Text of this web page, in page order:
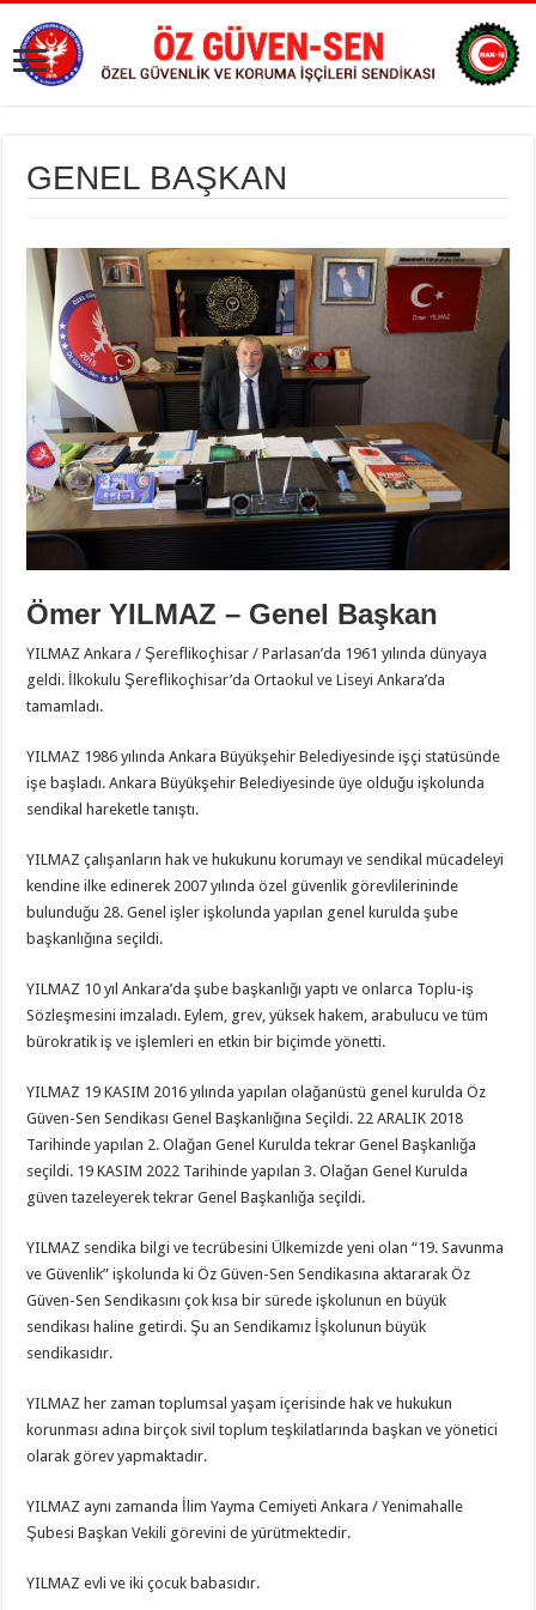
GENEL BAŞKAN
Ömer YILMAZ – Genel Başkan
YILMAZ Ankara / Şereflikoçhisar / Parlasan’da 1961 yılında dünyaya
geldi. İlkokulu Şereflikoçhisar’da Ortaokul ve Liseyi Ankara’da
tamamladı.
YILMAZ 1986 yılında Ankara Büyükşehir Belediyesinde işçi statüsünde
işe başladı. Ankara Büyükşehir Belediyesinde üye olduğu işkolunda
sendikal hareketle tanıştı.
YILMAZ çalışanların hak ve hukukunu korumayı ve sendikal mücadeleyi
kendine ilke edinerek 2007 yılında özel güvenlik görevlilerininde
bulunduğu 28. Genel işler işkolunda yapılan genel kurulda şube
başkanlığına seçildi.
YILMAZ 10 yıl Ankara’da şube başkanlığı yaptı ve onlarca Toplu-iş
Sözleşmesini imzaladı. Eylem, grev, yüksek hakem, arabulucu ve tüm
bürokratik iş ve işlemleri en etkin bir biçimde yönetti.
YILMAZ 19 KASIM 2016 yılında yapılan olağanüstü genel kurulda Öz
Güven-Sen Sendikası Genel Başkanlığına Seçildi. 22 ARALIK 2018
Tarihinde yapılan 2. Olağan Genel Kurulda tekrar Genel Başkanlığa
seçildi. 19 KASIM 2022 Tarihinde yapılan 3. Olağan Genel Kurulda
güven tazeleyerek tekrar Genel Başkanlığa seçildi.
YILMAZ sendika bilgi ve tecrübesini Ülkemizde yeni olan “19. Savunma
ve Güvenlik” işkolunda ki Öz Güven-Sen Sendikasına aktararak Öz
Güven-Sen Sendikasını çok kısa bir sürede işkolunun en büyük
sendikası haline getirdi. Şu an Sendikamız İşkolunun büyük
sendikasıdır.
YILMAZ her zaman toplumsal yaşam içerisinde hak ve hukukun
korunması adına birçok sivil toplum teşkilatlarında başkan ve yönetici
olarak görev yapmaktadır.
YILMAZ aynı zamanda İlim Yayma Cemiyeti Ankara / Yenimahalle
Şubesi Başkan Vekili görevini de yürütmektedir.
YILMAZ evli ve iki çocuk babasıdır.